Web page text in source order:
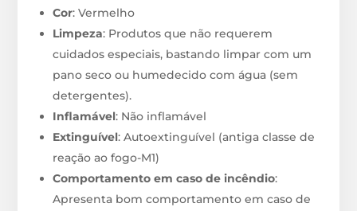
Cor: Vermelho
Limpeza: Produtos que não requerem
cuidados especiais, bastando limpar com um
pano seco ou humedecido com água (sem
detergentes).
Inflamável: Não inflamável
Extinguível: Autoextinguível (antiga classe de
reação ao fogo-M1)
Comportamento em caso de incêndio:
Apresenta bom comportamento em caso de